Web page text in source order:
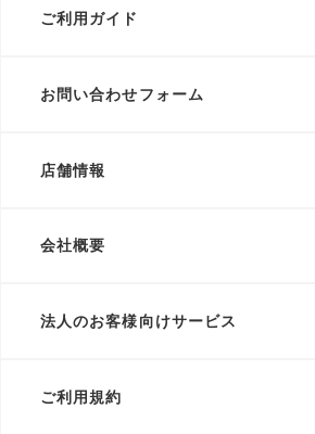
ご利用ガイド
お問い合わせフォーム
店舗情報
会社概要
法人のお客様向けサービス
ご利用規約